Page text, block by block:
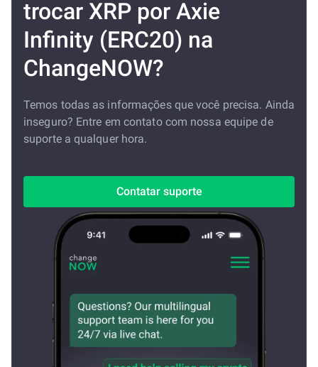
trocar XRP por Axie
Infinity (ERC20) na
ChangeNOW?
Temos todas as informações que você precisa. Ainda
inseguro? Entre em contato com nossa equipe de
suporte a qualquer hora.
Contatar suporte